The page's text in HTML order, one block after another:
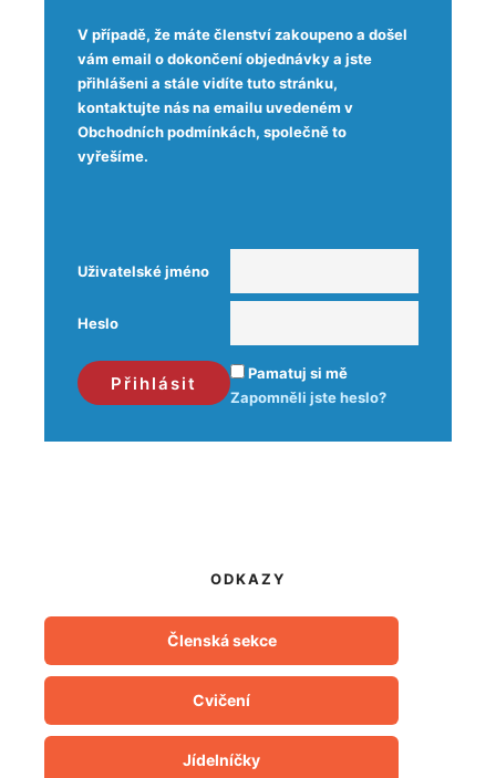
V případě, že máte členství zakoupeno a došel
vám email o dokončení objednávky a jste
přihlášeni a stále vidíte tuto stránku,
kontaktujte nás na emailu uvedeném v
Obchodních podmínkách, společně to
vyřešíme.
Uživatelské jméno
Heslo
Pamatuj si mě
Zapomněli jste heslo?
ODKAZY
Členská sekce
Cvičení
Jídelníčky